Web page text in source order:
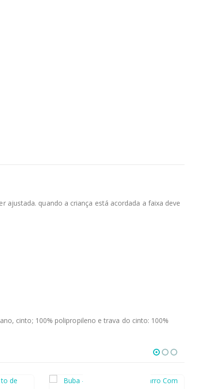
ajustada. quando a criança está acordada a faixa deve
cinto; 100% polipropileno e trava do cinto: 100%